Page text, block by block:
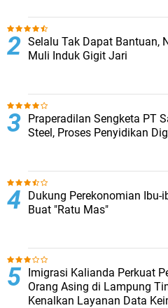
Selalu Tak Dapat Bantuan,
Muli Induk Gigit Jari
Praperadilan Sengketa PT
Steel, Proses Penyidikan
Dukung Perekonomian Ibu-
Buat "Ratu Mas"
Imigrasi Kalianda Perkuat
Orang Asing di Lampung
Kenalkan Layanan Data